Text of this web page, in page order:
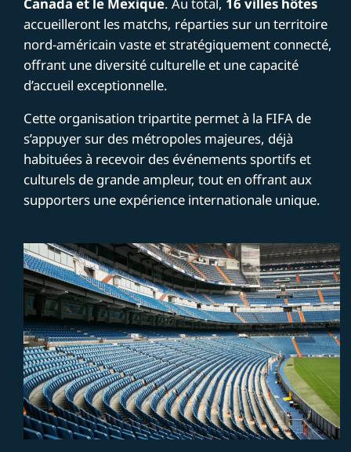
Canada et le Mexique. Au total, 16 villes hôtes
accueilleront les matchs, réparties sur un territoire
nord-américain vaste et stratégiquement connecté,
offrant une diversité culturelle et une capacité
d’accueil exceptionnelle.
Cette organisation tripartite permet à la FIFA de
s’appuyer sur des métropoles majeures, déjà
habituées à recevoir des événements sportifs et
culturels de grande ampleur, tout en offrant aux
supporters une expérience internationale unique.